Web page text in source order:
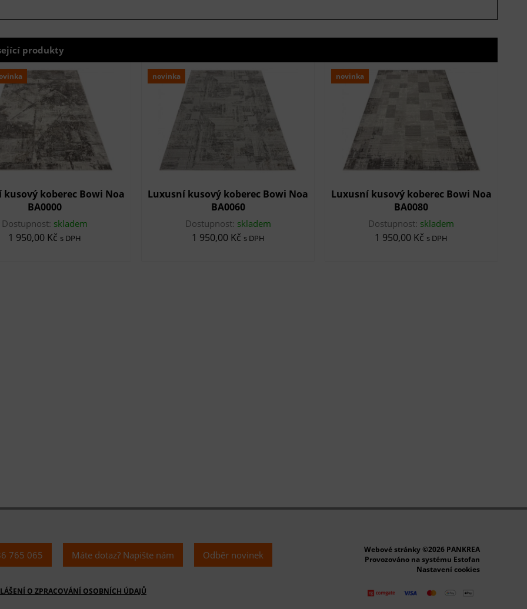
produkty
kusový koberec Bowi Noa
BA0000
Dostupnost: skladem
1 950,00 Kč s DPH
novinka
Luxusní kusový koberec Bowi Noa
BA0060
Dostupnost: skladem
1 950,00 Kč s DPH
novinka
Luxusní kusový koberec Bowi Noa
BA0080
Dostupnost: skladem
1 950,00 Kč s DPH
O ZPRACOVÁNÍ OSOBNÍCH ÚDAJŮ
765 065 Máte dotaz? Napište nám Odběr novinek
Webové stránky ©2026 PANKREA
Provozováno na systému Estofan
Nastavení cookies